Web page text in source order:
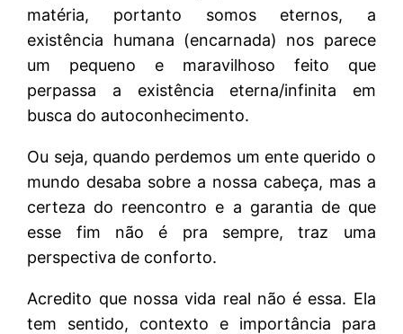
matéria, portanto somos eternos, a
existência humana (encarnada) nos parece
um pequeno e maravilhoso feito que
perpassa a existência eterna/infinita em
busca do autoconhecimento.
Ou seja, quando perdemos um ente querido o
mundo desaba sobre a nossa cabeça, mas a
certeza do reencontro e a garantia de que
esse fim não é pra sempre, traz uma
perspectiva de conforto.
Acredito que nossa vida real não é essa. Ela
tem sentido, contexto e importância para